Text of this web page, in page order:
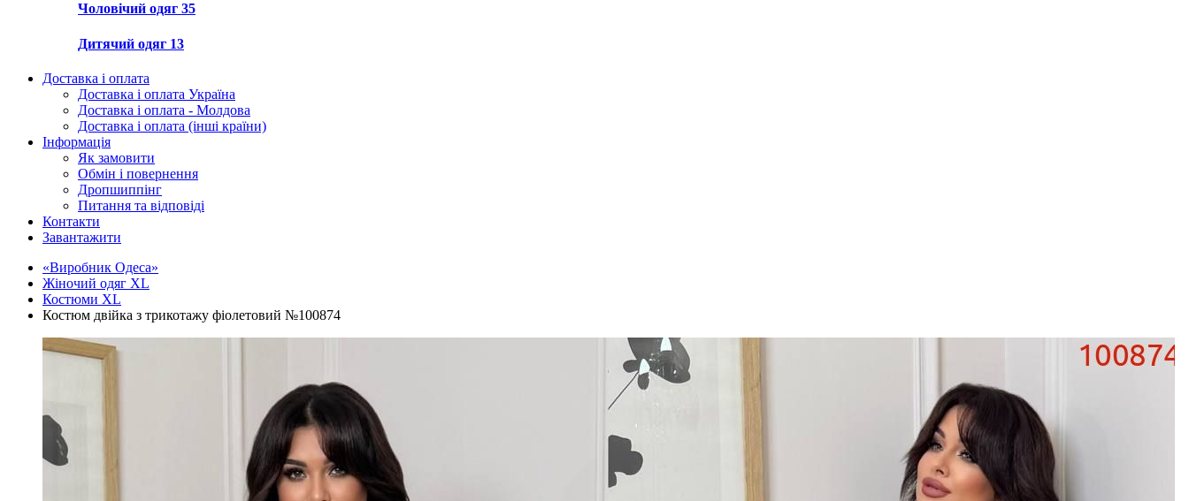
Чоловічий одяг 35
Дитячий одяг 13
Доставка і оплата
Доставка і оплата Україна
Доставка і оплата - Молдова
Доставка і оплата (інші країни)
Інформація
Як замовити
Обмін і повернення
Дропшиппінг
Питання та відповіді
Контакти
Завантажити
«Виробник Одеса»
Жіночий одяг XL
Костюми XL
Костюм двійка з трикотажу фіолетовий №100874